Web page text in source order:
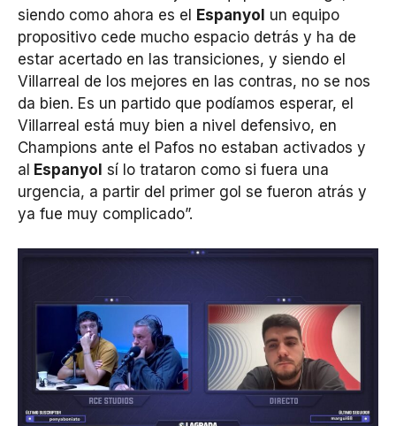
siendo como ahora es el
Espanyol un equipo
propositivo cede mucho espacio detrás y ha de
estar acertado en las transiciones, y siendo el
Villarreal de los mejores en las contras, no se nos
da bien. Es un partido que podíamos esperar, el
Villarreal está muy bien a nivel defensivo, en
Champions ante el Pafos no estaban activados y
al Espanyol sí lo trataron como si fuera una
urgencia, a partir del primer gol se fueron atrás y
ya fue muy complicado”.